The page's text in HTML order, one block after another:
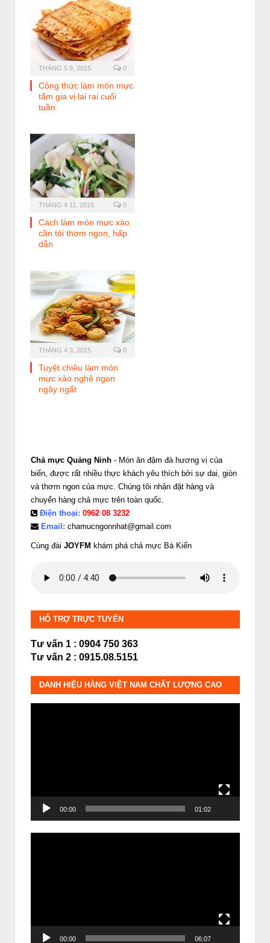
THÁNG 5 9, 2015 0
Công thức làm món mực
tẩm gia vị lai rai cuối
tuần
THÁNG 4 11, 2015 0
Cách làm món mực xào
cần tỏi thơm ngon, hấp
dẫn
THÁNG 4 3, 2015 0
Tuyệt chiêu làm món
mực xào nghệ ngon
ngây ngất
Chả mực Quảng Ninh - Món ăn đậm đà hương vị của
biển, được rất nhiều thực khách yêu thích bởi sự dai, giòn
và thơm ngon của mực. Chúng tôi nhận đặt hàng và
chuyển hàng chả mực trên toàn quốc.
Điện thoại: 0962 08 3232
Email: chamucngonnhat@gmail.com
Cùng đài JOYFM khám phá chả mực Bá Kiến
HỖ TRỢ TRỰC TUYẾN
Tư vấn 1 : 0904 750 363
Tư vấn 2 : 0915.08.5151
DANH HIỆU HÀNG VIỆT NAM CHẤT LƯỢNG CAO
00:00 01:02
00:00 06:07